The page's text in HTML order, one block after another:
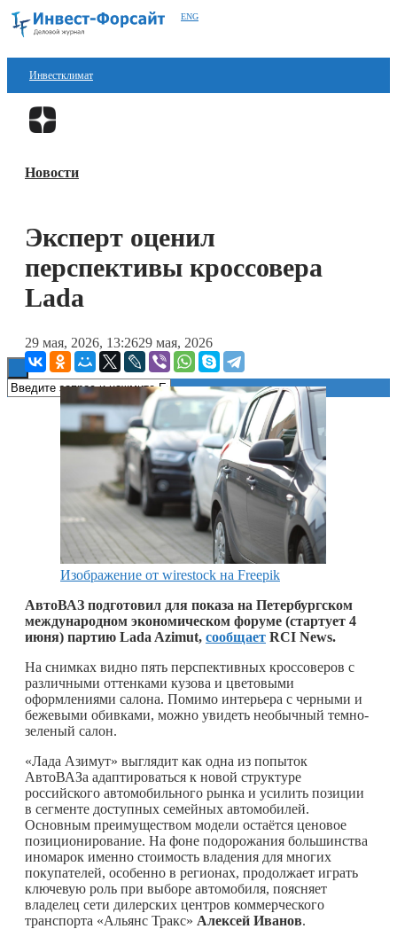
ENG
Инвестклимат
Финансы
Блокчейн
ESG
Новости
Эксперт оценил
перспективы кроссовера
Lada
29 мая, 2026, 13:2629 мая, 2026
Изображение от wirestock на Freepik
АвтоВАЗ подготовил для показа на Петербургском
международном экономическом форуме (стартует 4
июня) партию Lada Azimut, сообщает RCI News.
На снимках видно пять перспективных кроссоверов с
различными оттенками кузова и цветовыми
оформлениями салона. Помимо интерьера с черными и
бежевыми обивками, можно увидеть необычный темно-
зеленый салон.
«Лада Азимут» выглядит как одна из попыток
АвтоВАЗа адаптироваться к новой структуре
российского автомобильного рынка и усилить позиции
в сегменте доступных семейных автомобилей.
Основным преимуществом модели остаётся ценовое
позиционирование. На фоне подорожания большинства
иномарок именно стоимость владения для многих
покупателей, особенно в регионах, продолжает играть
ключевую роль при выборе автомобиля, поясняет
владелец сети дилерских центров коммерческого
транспорта «Альянс Тракс» Алексей Иванов.